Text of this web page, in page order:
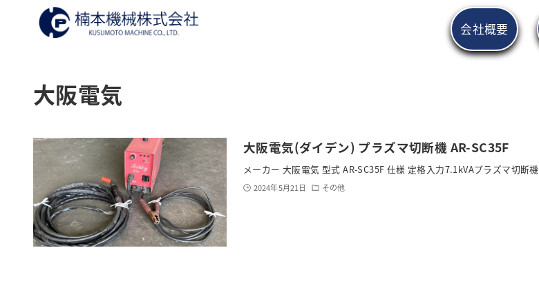
会社概要
大阪電気
大阪電気(ダイデン) プラズマ切断機 AR-SC35F
メーカー 大阪電気 型式 AR-SC35F 仕様 定格入力7.1kVAプラズマ切断機
2024年5月21日 その他